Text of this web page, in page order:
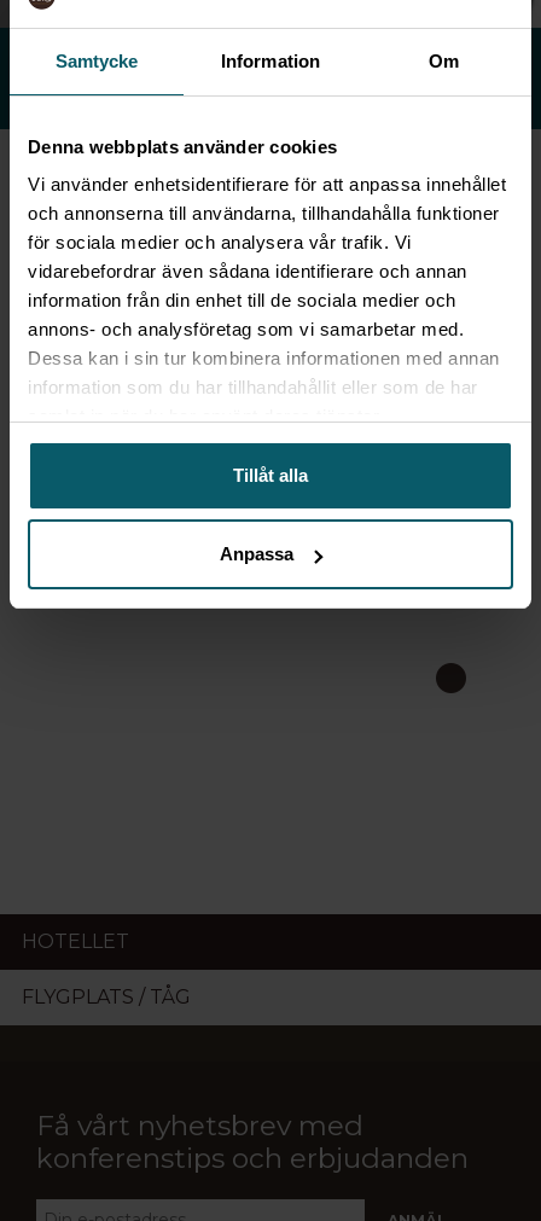
Samtycke Information Om
Denna webbplats använder cookies
Vi använder enhetsidentifierare för att anpassa innehållet
och annonserna till användarna, tillhandahålla funktioner
för sociala medier och analysera vår trafik. Vi
vidarebefordrar även sådana identifierare och annan
information från din enhet till de sociala medier och
annons- och analysföretag som vi samarbetar med.
Dessa kan i sin tur kombinera informationen med annan
information som du har tillhandahållit eller som de har
Tillåt alla
Anpassa
SKICKA MÖTESFÖRFRÅGAN
Svar inom 1 timme
HOTELLET
FLYGPLATS / TÅG
Få vårt nyhetsbrev med
konferenstips och erbjudanden